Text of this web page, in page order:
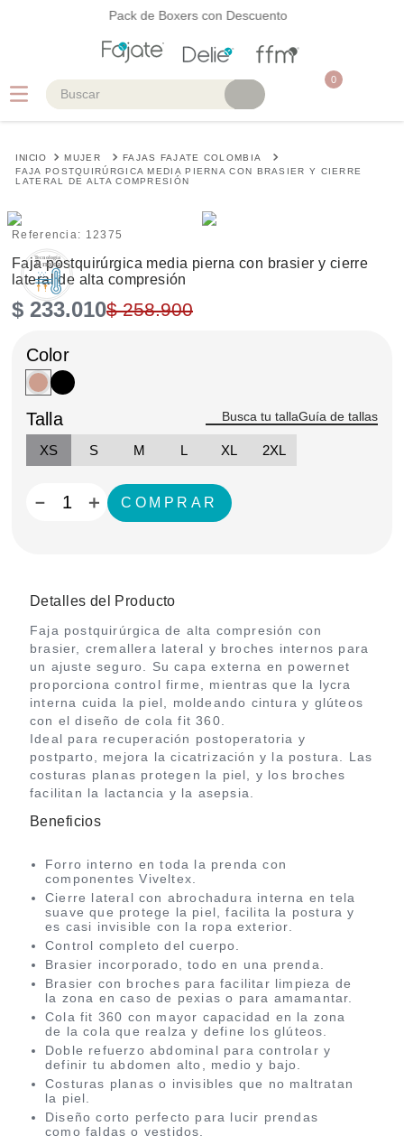
Pack de Boxers con Descuento
Buscar 0
MUJER
FAJAS FAJATE COLOMBIA
FAJA POSTQUIRÚRGICA MEDIA PIERNA CON BRASIER Y CIERRE
LATERAL DE ALTA COMPRESIÓN
Referencia: 12375
Faja postquirúrgica media pierna con brasier y cierre
lateral de alta compresión
$ 233.010$ 258.900
Talla
XS S M L XL 2XL
Guía de tallas
＋
－
Detalles del Producto
Faja postquirúrgica de alta compresión con
brasier, cremallera lateral y broches internos para
un ajuste seguro. Su capa externa en powernet
proporciona control firme, mientras que la lycra
interna cuida la piel, moldeando cintura y glúteos
con el diseño de cola fit 360.
Ideal para recuperación postoperatoria y
postparto, mejora la cicatrización y la postura. Las
costuras planas protegen la piel, y los broches
facilitan la lactancia y la asepsia.
Beneficios
Forro interno en toda la prenda con
componentes Viveltex.
Cierre lateral con abrochadura interna en tela
suave que protege la piel, facilita la postura y
es casi invisible con la ropa exterior.
Control completo del cuerpo.
Brasier incorporado, todo en una prenda.
Brasier con broches para facilitar limpieza de
la zona en caso de pexias o para amamantar.
Cola fit 360 con mayor capacidad en la zona
de la cola que realza y define los glúteos.
Doble refuerzo abdominal para controlar y
definir tu abdomen alto, medio y bajo.
Costuras planas o invisibles que no maltratan
la piel.
Diseño corto perfecto para lucir prendas
como faldas o vestidos.
1. faja
3. body
4. brasier